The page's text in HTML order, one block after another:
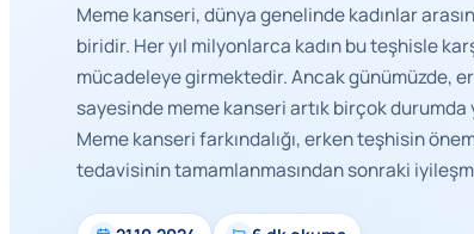
Meme kanseri, dünya genelinde kadınlar
biridir. Her yıl milyonlarca kadın bu teşhisle
mücadeleye girmektedir. Ancak günümüzde,
sayesinde meme kanseri artık birçok
Meme kanseri farkındalığı, erken teşhisin
tedavisinin tamamlanmasından sonraki